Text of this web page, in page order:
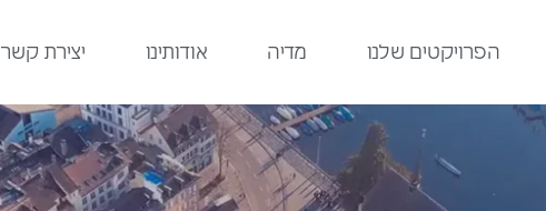
הפרויקטים שלנו מדיה אודותינו יצירת קשר